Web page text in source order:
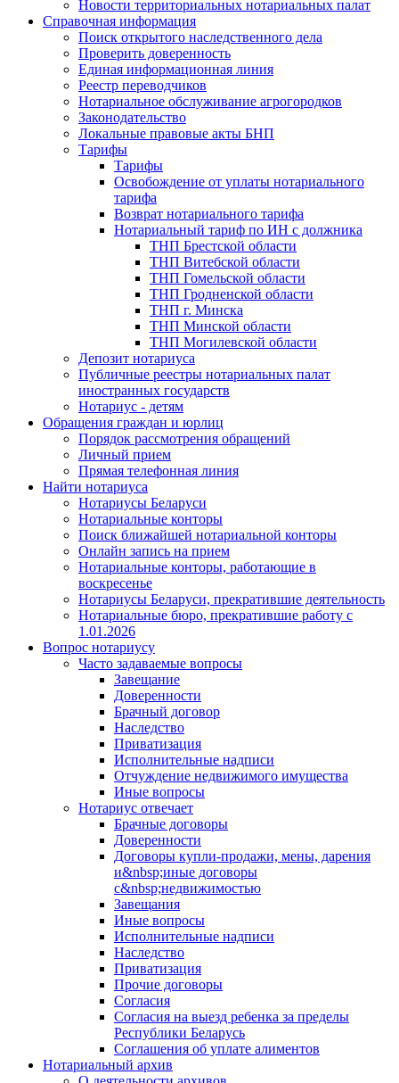
Новости территориальных нотариальных палат
Справочная информация
Поиск открытого наследственного дела
Проверить доверенность
Единая информационная линия
Реестр переводчиков
Нотариальное обслуживание агрогородков
Законодательство
Локальные правовые акты БНП
Тарифы
Тарифы
Освобождение от уплаты нотариального
тарифа
Возврат нотариального тарифа
Нотариальный тариф по ИН с должника
ТНП Брестской области
ТНП Витебской области
ТНП Гомельской области
ТНП Гродненской области
ТНП г. Минска
ТНП Минской области
ТНП Могилевской области
Депозит нотариуса
Публичные реестры нотариальных палат
иностранных государств
Нотариус - детям
Обращения граждан и юрлиц
Порядок рассмотрения обращений
Личный прием
Прямая телефонная линия
Найти нотариуса
Нотариусы Беларуси
Нотариальные конторы
Поиск ближайшей нотариальной конторы
Онлайн запись на прием
Нотариальные конторы, работающие в
воскресенье
Нотариусы Беларуси, прекратившие деятельность
Нотариальные бюро, прекратившие работу с
1.01.2026
Вопрос нотариусу
Часто задаваемые вопросы
Завещание
Доверенности
Брачный договор
Наследство
Приватизация
Исполнительные надписи
Отчуждение недвижимого имущества
Иные вопросы
Нотариус отвечает
Брачные договоры
Доверенности
Договоры купли-продажи, мены, дарения
и&nbsp;иные договоры
с&nbsp;недвижимостью
Завещания
Иные вопросы
Исполнительные надписи
Наследство
Приватизация
Прочие договоры
Согласия
Согласия на выезд ребенка за пределы
Республики Беларусь
Соглашения об уплате алиментов
Нотариальный архив